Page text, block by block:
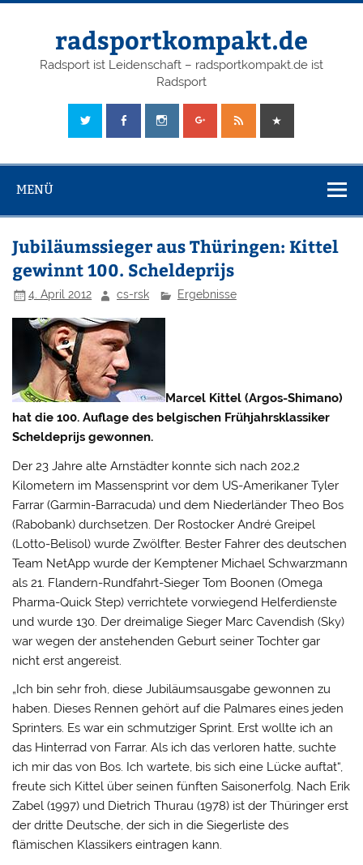
radsportkompakt.de
Radsport ist Leidenschaft – radsportkompakt.de ist
Radsport
MENÜ
Jubiläumssieger aus Thüringen: Kittel
gewinnt 100. Scheldeprijs
4. April 2012 cs-rsk Ergebnisse
Marcel Kittel (Argos-Shimano)
hat die 100. Auflage des belgischen Frühjahrsklassiker
Scheldeprijs gewonnen.
Der 23 Jahre alte Arnstädter konnte sich nach 202,2
Kilometern im Massensprint vor dem US-Amerikaner Tyler
Farrar (Garmin-Barracuda) und dem Niederländer Theo Bos
(Rabobank) durchsetzen. Der Rostocker André Greipel
(Lotto-Belisol) wurde Zwölfter. Bester Fahrer des deutschen
Team NetApp wurde der Kemptener Michael Schwarzmann
als 21. Flandern-Rundfahrt-Sieger Tom Boonen (Omega
Pharma-Quick Step) verrichtete vorwiegend Helferdienste
und wurde 130. Der dreimalige Sieger Marc Cavendish (Sky)
war wegen der anstehenden Geburt seiner Tochter gar
nicht erst angereist.
„Ich bin sehr froh, diese Jubiläumsausgabe gewonnen zu
haben. Dieses Rennen gehört auf die Palmares eines jeden
Sprinters. Es war ein schmutziger Sprint. Erst wollte ich an
das Hinterrad von Farrar. Als ich das verloren hatte, suchte
ich mir das von Bos. Ich wartete, bis sich eine Lücke auftat“,
freute sich Kittel über seinen fünften Saisonerfolg. Nach Erik
Zabel (1997) und Dietrich Thurau (1978) ist der Thüringer erst
der dritte Deutsche, der sich in die Siegerliste des
flämischen Klassikers eintragen kann.